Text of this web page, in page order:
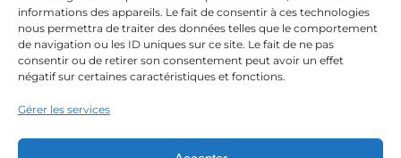
informations des appareils. Le fait de consentir à ces technologies
nous permettra de traiter des données telles que le comportement
de navigation ou les ID uniques sur ce site. Le fait de ne pas
consentir ou de retirer son consentement peut avoir un effet
négatif sur certaines caractéristiques et fonctions.
Gérer les services
Nos sessions
Ressources
Contact
Mentions légales
Politique de confidentialité des données (RGPD)
7, rue de Marigné-Peuton – 53200 Château-
Gontier
contact@adx-formation.com